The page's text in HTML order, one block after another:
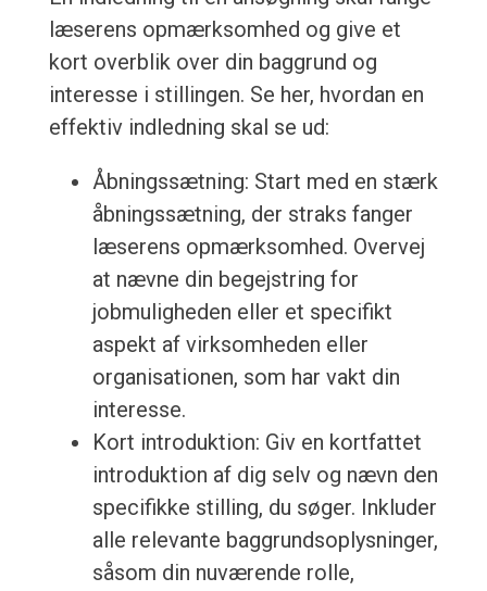
læserens opmærksomhed og give et
kort overblik over din baggrund og
interesse i stillingen. Se her, hvordan en
effektiv indledning skal se ud:
Åbningssætning: Start med en stærk
åbningssætning, der straks fanger
læserens opmærksomhed. Overvej
at nævne din begejstring for
jobmuligheden eller et specifikt
aspekt af virksomheden eller
organisationen, som har vakt din
interesse.
Kort introduktion: Giv en kortfattet
introduktion af dig selv og nævn den
specifikke stilling, du søger. Inkluder
alle relevante baggrundsoplysninger,
såsom din nuværende rolle,